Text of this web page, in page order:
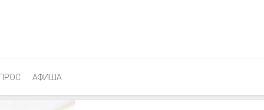
АФИША